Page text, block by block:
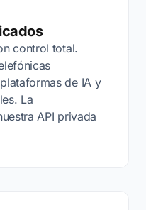
control total.
de IA y
La
API privada